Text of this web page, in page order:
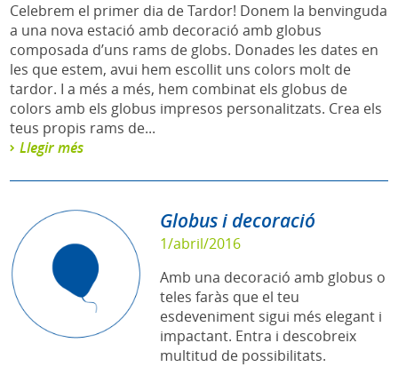
Celebrem el primer dia de Tardor! Donem la benvinguda
a una nova estació amb decoració amb globus
composada d’uns rams de globs. Donades les dates en
les que estem, avui hem escollit uns colors molt de
tardor. I a més a més, hem combinat els globus de
colors amb els globus impresos personalitzats. Crea els
teus propis rams de...
Llegir més
Globus i decoració
1/abril/2016
Amb una decoració amb globus o
teles faràs que el teu
esdeveniment sigui més elegant i
impactant. Entra i descobreix
multitud de possibilitats.